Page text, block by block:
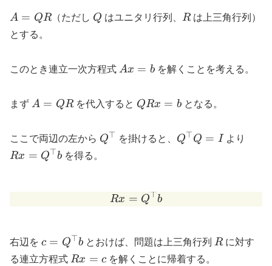
A=QR
A = QR（ただし Q
Q はユニタリ行列、 R
Rは上三角行列）
とする。
このとき連立一次方程式 Ax=b
Ax = bを解くことを考える。
まず A=QR
A = QRを代入すると QRx
QRx = bとなる。
ここで両辺の左から Q^{\top}
Q⊤ を掛けると、 Q^{\top}Q=I
Q⊤Q = I より
Rx = Q⊤bを得る。
Rx = Q^{\top} b
Rx = Q⊤b
右辺を c =
Q^{\top}b
c = Q⊤bとおけば、問題は上三角行列 R
Rに対す
る連立方程式 Rx
Rx = cを解くことに帰着する。